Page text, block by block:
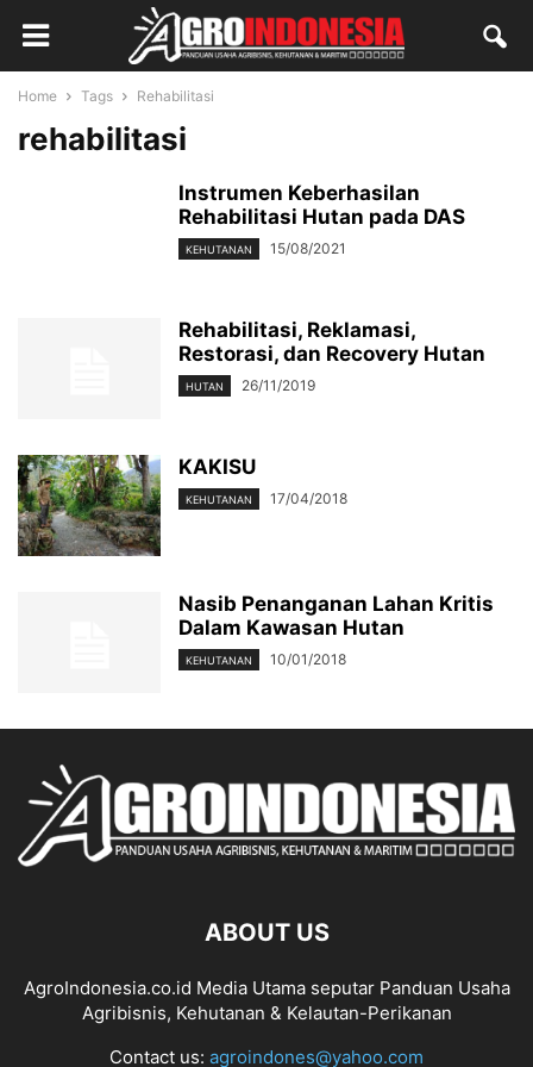
Home Tags Rehabilitasi
rehabilitasi
Instrumen Keberhasilan
Rehabilitasi Hutan pada DAS
KEHUTANAN 15/08/2021
Rehabilitasi, Reklamasi,
Restorasi, dan Recovery Hutan
HUTAN 26/11/2019
KAKISU
KEHUTANAN 17/04/2018
Nasib Penanganan Lahan Kritis
Dalam Kawasan Hutan
KEHUTANAN 10/01/2018
ABOUT US
AgroIndonesia.co.id Media Utama seputar Panduan Usaha
Agribisnis, Kehutanan & Kelautan-Perikanan
Contact us: agroindones@yahoo.com